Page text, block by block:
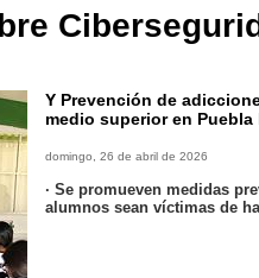
Y Prevención de
medio superior en Puebla
domingo, 26 de abril de 2026
· Se promueven medidas
alumnos sean víctimas de